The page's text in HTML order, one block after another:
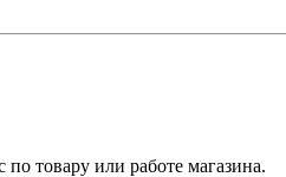
товару или работе магазина.